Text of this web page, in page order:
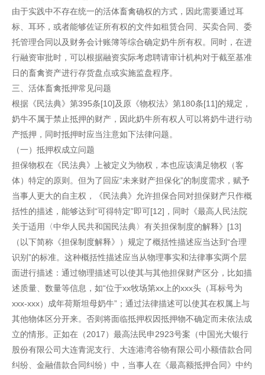
由于实践中不存在统一的活体畜禽确权的方式，因此需要通过耳
标、耳环，或者能够佐证所有权的文件如租赁合同、买卖合同、委
托管理合同以及财务会计账簿等综合确定奶牛所有权。同时，在进
行融资审批时，可以根据融资实际考虑聘请审计机构对于截至基准
日的畜禽资产进行存货盘点或实施监盘程序。
三、活体畜禽抵押常见问题
根据《民法典》第395条[10]及原《物权法》第180条[11]的规定，
奶牛不属于禁止抵押的财产，因此奶牛所有权人可以将奶牛进行动
产抵押，同时抵押时应当注意如下法律问题。
（一）抵押权成立问题
担保物权在《民法典》上被定义为物权，本也应该满足物权（客
体）特定的原则。但为了回应“未来财产担保化”的制度需求，赋予
当事人更大的自主权，《民法典》允许担保合同对担保财产只作概
括性的描述，能够达到“可得特定”即可[12]，同时《最高人民法院
关于适用〈中华人民共和国民法典〉有关担保制度的解释》[13]
（以下简称《担保制度解释》）规定了概括性描述应当达到“合理
识别”的标准。这种概括性描述应当从物理事实和法律事实两个层
面进行描述：通过物理描述可以使其与其他担保财产区分，比如描
述质量、数量等信息，如“位于xx牧场第xx上的xxx头（耳标号为
xxx-xxx）成年荷斯坦母奶牛”；通过法律描述可以使其在权属上与
其他物体区分开来。否则将面临抵押权因抵押物不确定而未依法成
立的情形。正如在（2017）最高法民申2923号案（中国光大银行
股份有限公司大连青泥支行、大连港湾谷物有限公司小额借款合同
纠纷、金融借款合同纠纷）中，当事人在《最高额抵押合同》中约